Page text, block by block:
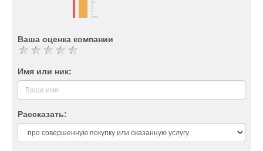
Ваша оценка компании
Имя или ник:
Рассказать: